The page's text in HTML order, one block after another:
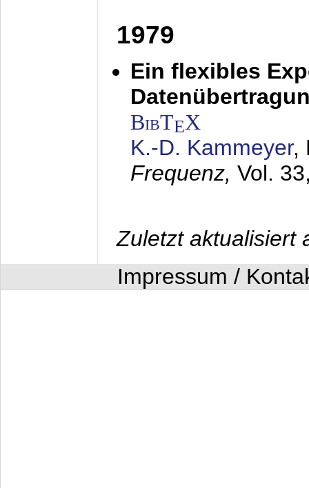
1979
Ein flexibles
BibTEX
K.-D. Kammeyer,
Frequenz, Vol.
Zuletzt aktualisiert
Impressum /